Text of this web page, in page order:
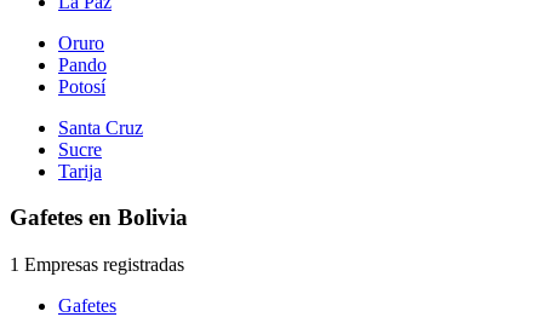
Oruro
Pando
Potosí
Santa Cruz
Sucre
Tarija
Gafetes en Bolivia
1 Empresas registradas
Gafetes